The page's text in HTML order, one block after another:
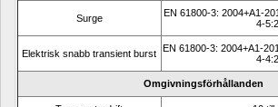
Surge
EN 61800-3: 2004+A1-
4-
Elektrisk snabb transient burst EN 61800-3: 2004+A1-
4-
Omgivningsförhållanden